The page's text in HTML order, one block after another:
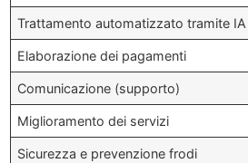
Trattamento automatizzato tramite IA
Elaborazione dei pagamenti
Comunicazione (supporto)
Miglioramento dei servizi
Sicurezza e prevenzione frodi